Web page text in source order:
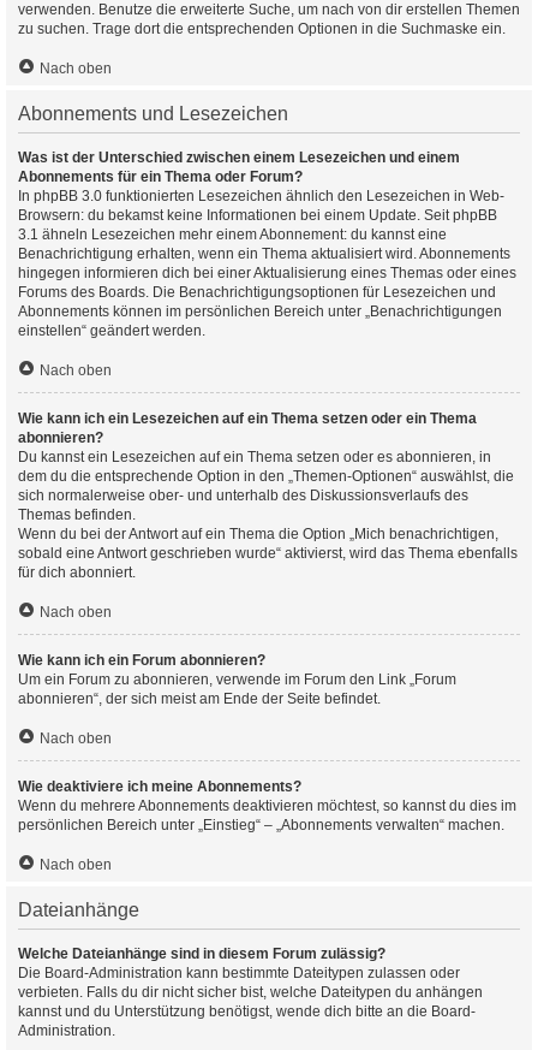
verwenden. Benutze die erweiterte Suche, um nach von dir erstellen Themen
zu suchen. Trage dort die entsprechenden Optionen in die Suchmaske ein.
Nach oben
Abonnements und Lesezeichen
Was ist der Unterschied zwischen einem Lesezeichen und einem
Abonnements für ein Thema oder Forum?
In phpBB 3.0 funktionierten Lesezeichen ähnlich den Lesezeichen in Web-
Browsern: du bekamst keine Informationen bei einem Update. Seit phpBB
3.1 ähneln Lesezeichen mehr einem Abonnement: du kannst eine
Benachrichtigung erhalten, wenn ein Thema aktualisiert wird. Abonnements
hingegen informieren dich bei einer Aktualisierung eines Themas oder eines
Forums des Boards. Die Benachrichtigungsoptionen für Lesezeichen und
Abonnements können im persönlichen Bereich unter „Benachrichtigungen
einstellen“ geändert werden.
Nach oben
Wie kann ich ein Lesezeichen auf ein Thema setzen oder ein Thema
abonnieren?
Du kannst ein Lesezeichen auf ein Thema setzen oder es abonnieren, in
dem du die entsprechende Option in den „Themen-Optionen“ auswählst, die
sich normalerweise ober- und unterhalb des Diskussionsverlaufs des
Themas befinden.
Wenn du bei der Antwort auf ein Thema die Option „Mich benachrichtigen,
sobald eine Antwort geschrieben wurde“ aktivierst, wird das Thema ebenfalls
für dich abonniert.
Nach oben
Wie kann ich ein Forum abonnieren?
Um ein Forum zu abonnieren, verwende im Forum den Link „Forum
abonnieren“, der sich meist am Ende der Seite befindet.
Nach oben
Wie deaktiviere ich meine Abonnements?
Wenn du mehrere Abonnements deaktivieren möchtest, so kannst du dies im
persönlichen Bereich unter „Einstieg“ – „Abonnements verwalten“ machen.
Nach oben
Dateianhänge
Welche Dateianhänge sind in diesem Forum zulässig?
Die Board-Administration kann bestimmte Dateitypen zulassen oder
verbieten. Falls du dir nicht sicher bist, welche Dateitypen du anhängen
kannst und du Unterstützung benötigst, wende dich bitte an die Board-
Administration.